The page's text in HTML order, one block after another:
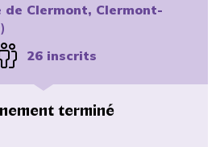
de Clermont, Clermont-
26 inscrits
terminé